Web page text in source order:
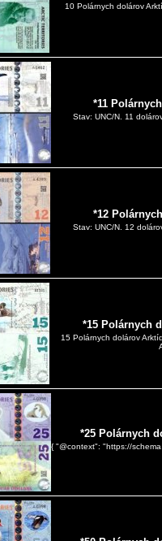
10 Polárnych dolárov
*11
Stav: UNC/N. 11
*12
Stav: UNC/N. 12
*15 Polárnych
15 Polárnych dolárov
*25 Polárnych
{ "@context": "https://